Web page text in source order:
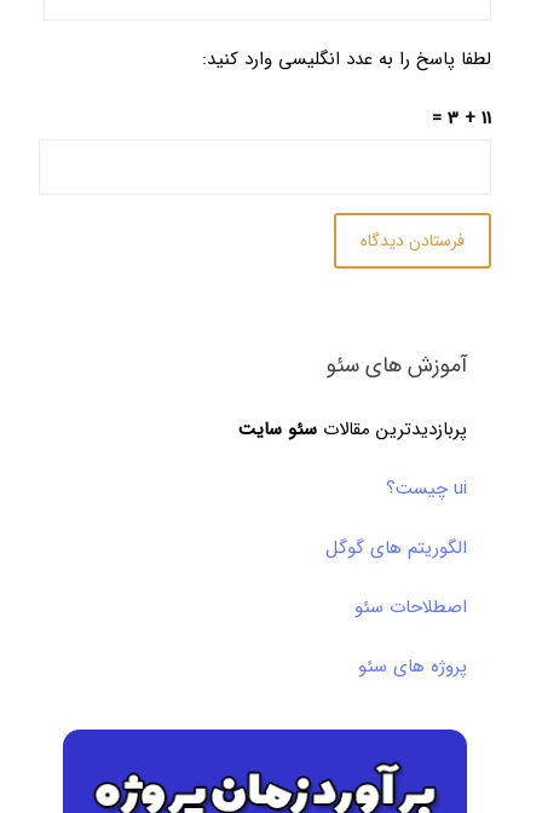
لطفا پاسخ را به عدد انگلیسی وارد کنید:
11 + 3 =
آموزش های سئو
پربازدیدترین مقالات سئو سایت
ui چیست؟
الگوریتم های گوگل
اصطلاحات سئو
پروژه های سئو